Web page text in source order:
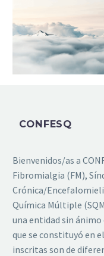
CONFESQ
Bienvenidos/as a
Fibromialgia (FM),
Crónica/
Química Múltiple
una entidad sin
que se constituyó en
inscritas son de